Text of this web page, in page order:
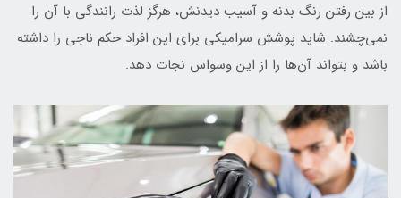
از بین رفتن رنگ بدنه و آسیب دیدنش، هرگز لذت رانندگی با آن را
نمی‌چشند. شاید پوشش سرامیکی برای این افراد حکم ناجی را داشته
باشد و بتواند آن‌ها را از این وسواس نجات دهد.